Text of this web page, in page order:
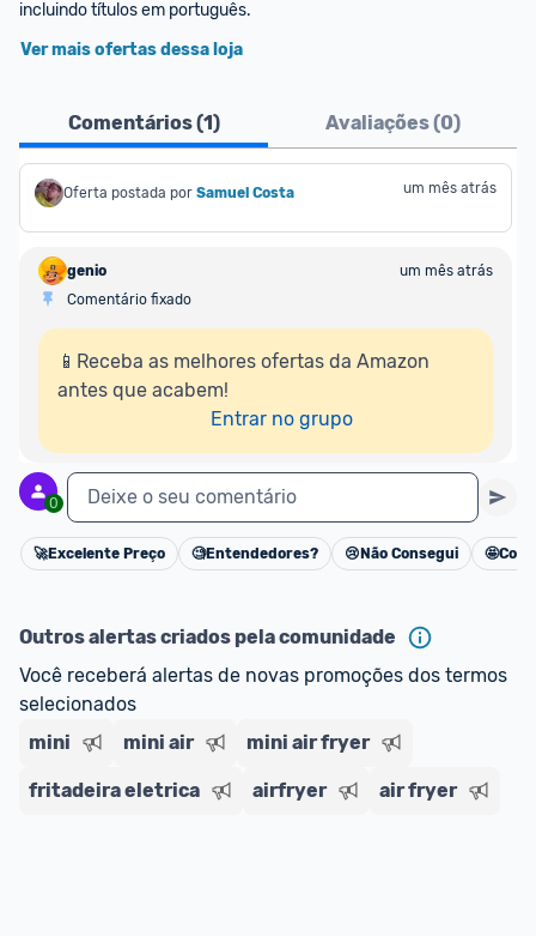
incluindo títulos em português.
Ver mais ofertas dessa loja
Comentários (1) Avaliações (0)
Oferta postada por Samuel Costa um mês atrás
genio
um mês atrás
Comentário fixado
📱Receba as melhores ofertas da Amazon
antes que acabem!
Entrar no grupo
0 Deixe o seu comentário
Cancelar
🚀Excelente Preço 🧐Entendedores? 😢 Não Consegui 🤩
Outros alertas criados pela comunidade
Você receberá alertas de novas promoções dos termos
selecionados
mini
mini air mini air fryer
fritadeira eletrica airfryer air fryer